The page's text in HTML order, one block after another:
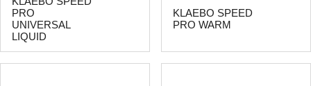
PRO
UNIVERSAL
LIQUID
KLAEBO SPEED
PRO WARM